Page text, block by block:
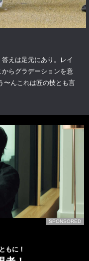
えは足元にあり。レイ
らグラデーションを意
〜んこれは匠の技とも言
SPONSORED
もに！